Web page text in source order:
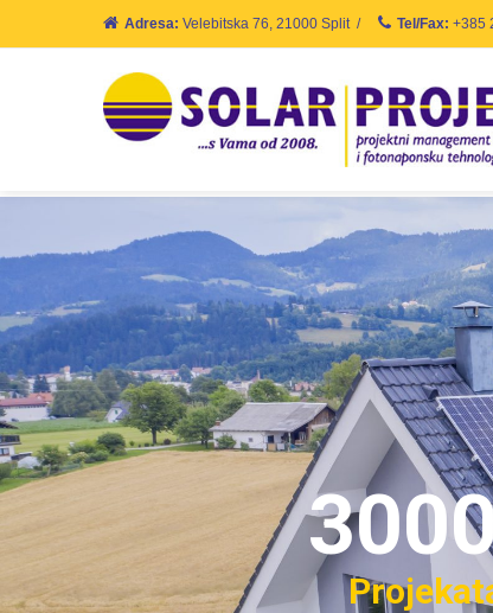
Adresa: Velebitska 76, 21000 Split / Tel/Fax: +385